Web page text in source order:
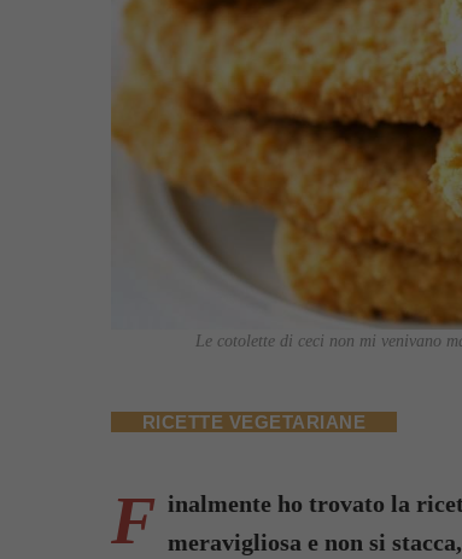
Le cotolette di ceci non mi venivano
RICETTE VEGETARIANE
F inalmente ho trovato la
meravigliosa e non si